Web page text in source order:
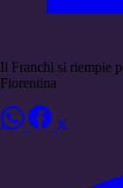
Il Franchi si riempie
Fiorentina